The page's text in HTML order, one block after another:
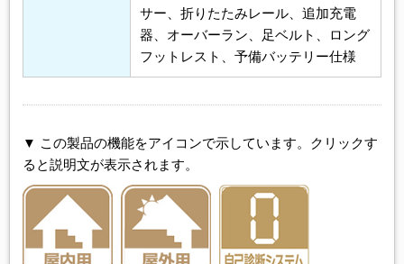
サー、折りたたみレール、追加充電
器、オーバーラン、足ベルト、ロング
フットレスト、予備バッテリー仕様
▼ この製品の機能をアイコンで示しています。クリックす
ると説明文が表示されます。